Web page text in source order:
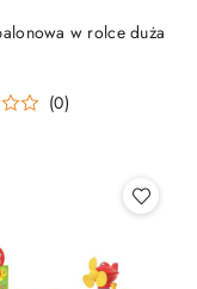
w rolce duża
(0)